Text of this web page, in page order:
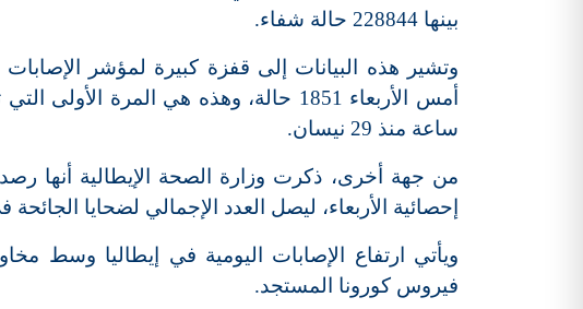
بينها 228844 حالة شفاء.
وتشير هذه البيانات إلى قفزة كبيرة لمؤشر
ساعة منذ 29 نيسان.
إحصائية الأربعاء، ليصل العدد الإجمالي لضحايا الجائحة في
ويأتي ارتفاع الإصابات اليومية في إيطاليا وسط
فيروس كورونا المستجد.